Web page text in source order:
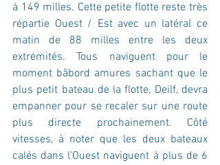
à 149 milles. Cette petite flotte reste très
répartie Ouest / Est avec un latéral ce
matin de 88 milles entre les deux
extrémités. Tous naviguent pour le
moment bâbord amures sachant que le
plus petit bateau de la flotte, Deilf, devra
empanner pour se recaler sur une route
plus directe prochainement. Côté
vitesses, à noter que les deux bateaux
calés dans l’Ouest naviguent à plus de 6